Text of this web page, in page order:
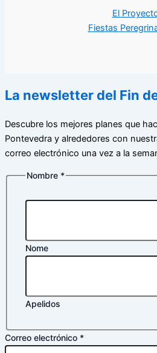
El
Fiestas
La newsletter del Fin
Descubre los mejores planes que
Pontevedra y alrededores con
correo electrónico una vez a la
electrónico
Correo
Nombre *
Nome
Apelidos
Correo electrónico *